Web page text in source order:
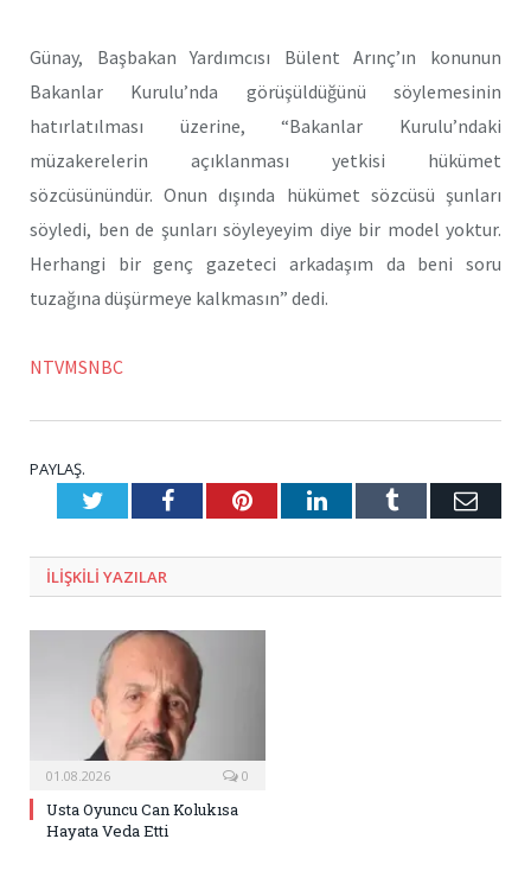
Günay, Başbakan Yardımcısı Bülent Arınç’ın konunun
Bakanlar Kurulu’nda görüşüldüğünü söylemesinin
hatırlatılması üzerine, “Bakanlar Kurulu’ndaki
müzakerelerin açıklanması yetkisi hükümet
sözcüsünündür. Onun dışında hükümet sözcüsü şunları
söyledi, ben de şunları söyleyeyim diye bir model yoktur.
Herhangi bir genç gazeteci arkadaşım da beni soru
tuzağına düşürmeye kalkmasın” dedi.
NTVMSNBC
PAYLAŞ.
TwitterFacebookPinterestLinkedInTumblr E-
ILIŞKILI YAZILAR
01.08.2026 0
Usta Oyuncu Can Kolukısa
Hayata Veda Etti